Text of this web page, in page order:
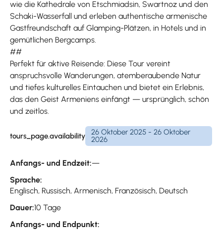
wie die Kathedrale von Etschmiadsin, Swartnoz und den
Schaki-Wasserfall und erleben authentische armenische
Gastfreundschaft auf Glamping-Plätzen, in Hotels und in
gemütlichen Bergcamps.
##
Perfekt für aktive Reisende: Diese Tour vereint
anspruchsvolle Wanderungen, atemberaubende Natur
und tiefes kulturelles Eintauchen und bietet ein Erlebnis,
das den Geist Armeniens einfängt — ursprünglich, schön
und zeitlos.
tours_page.availability
26 Oktober 2025 - 26 Oktober
2026
Anfangs- und Endzeit:—
Sprache:
Englisch, Russisch, Armenisch, Französisch, Deutsch
Dauer:10 Tage
Anfangs- und Endpunkt: